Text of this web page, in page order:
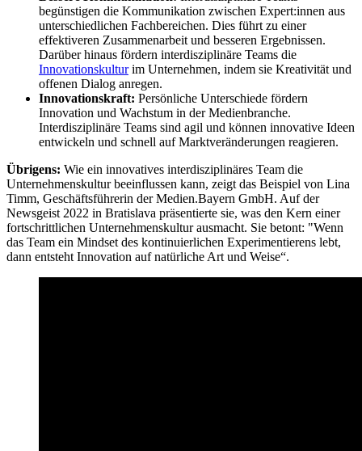
begünstigen die Kommunikation zwischen Expert:innen aus
unterschiedlichen Fachbereichen. Dies führt zu einer
effektiveren Zusammenarbeit und besseren Ergebnissen.
Darüber hinaus fördern interdisziplinäre Teams die
Innovationskulturim Unternehmen, indem sie Kreativität und
offenen Dialog anregen.
Innovationskraft: Persönliche Unterschiede fördern
Innovation und Wachstum in der Medienbranche.
Interdisziplinäre Teams sind agil und können innovative Ideen
entwickeln und schnell auf Marktveränderungen reagieren.
Übrigens: Wie ein innovatives interdisziplinäres Team die
Unternehmenskultur beeinflussen kann, zeigt das Beispiel von Lina
Timm, Geschäftsführerin der Medien.Bayern GmbH. Auf der
Newsgeist 2022 in Bratislava präsentierte sie, was den Kern einer
fortschrittlichen Unternehmenskultur ausmacht. Sie betont: "Wenn
das Team ein Mindset des kontinuierlichen Experimentierens lebt,
dann entsteht Innovation auf natürliche Art und Weise“.